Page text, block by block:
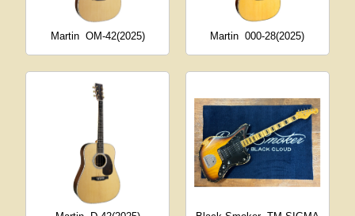
Martin OM-42(2025) Martin 000-28(2025)